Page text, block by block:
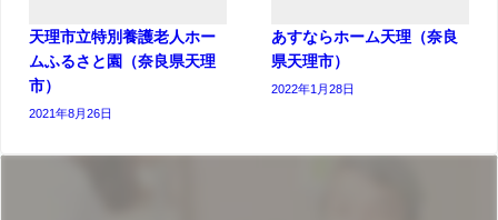
天理市立特別養護老人ホー
ムふるさと園（奈良県天理
市）
2021年8月26日
あすならホーム天理（奈良
県天理市）
2022年1月28日